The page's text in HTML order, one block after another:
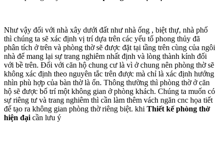
Như vậy đối với nhà xây dưới đất như nhà ống , biệt thự, nhà phố
thì chúng ta sẽ xác định vị trí dựa trên các yếu tố phong thủy đã
phân tích ở trên và phòng thờ sẽ được đặt tại tầng trên cùng của ngôi
nhà để mang lại sự trang nghiêm nhất định và lòng thành kính đối
với bề trên. Đối với căn hộ chung cư là vì ở chung nên phòng thờ sẽ
không xác định theo nguyên tắc trên được mà chỉ là xác định hướng
nhìn phù hợp của bàn thờ là ổn. Thông thường thì phòng thờ ở căn
hộ sẽ được bố trí một không gian ở phòng khách. Chúng ta muốn có
sự riêng tư và trang nghiêm thì cần làm thêm vách ngăn cnc họa tiết
để tạo ra không gian phòng thờ riêng biệt. khi Thiết kế phòng thờ
hiện đại cần lưu ý